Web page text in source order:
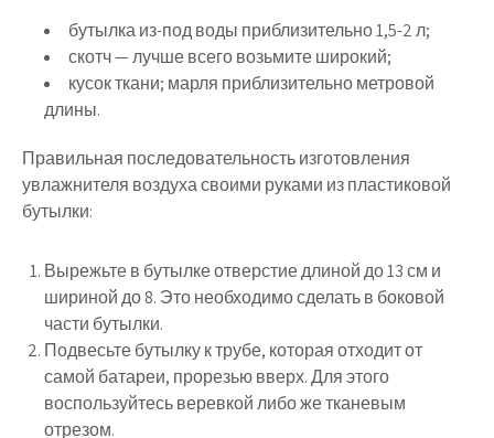
бутылка из-под воды приблизительно 1,5-2 л;
скотч — лучше всего возьмите широкий;
кусок ткани; марля приблизительно метровой
длины.
Правильная последовательность изготовления
увлажнителя воздуха своими руками из пластиковой
бутылки:
Вырежьте в бутылке отверстие длиной до 13 см и
шириной до 8. Это необходимо сделать в боковой
части бутылки.
Подвесьте бутылку к трубе, которая отходит от
самой батареи, прорезью вверх. Для этого
воспользуйтесь веревкой либо же тканевым
отрезом.